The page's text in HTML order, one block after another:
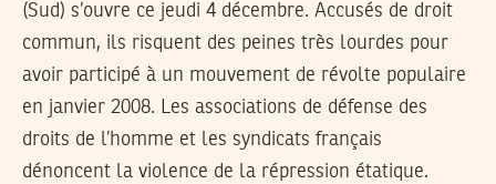
(Sud) s’ouvre ce jeudi 4 décembre. Accusés de droit
commun, ils risquent des peines très lourdes pour
avoir participé à un mouvement de révolte populaire
en janvier 2008. Les associations de défense des
droits de l’homme et les syndicats français
dénoncent la violence de la répression étatique.